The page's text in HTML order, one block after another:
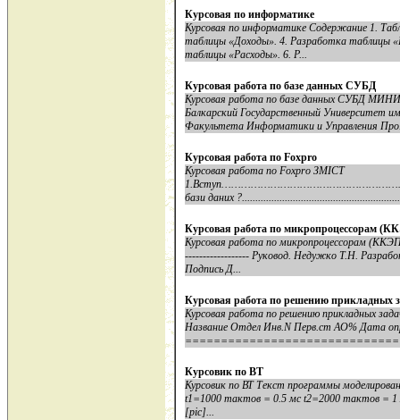
Курсовая по информатике
Курсовая по информатике Содержание 1.
таблицы «Доходы». 4. Разработка таблицы
таблицы «Расходы». 6. Р...
Курсовая работа по базе данных СУБД
Курсовая работа по базе данных СУБД
Балкарский Государственный Университет
Факультета Информатики и Управления
Курсовая работа по Foxpro
Курсовая работа по Foxpro ЗМІСТ
бази даних
Курсовая работа по микропроцессорам
Курсовая работа по микропроцессорам
------------------ Руковод. Недужко Т.Н.
Подпись Д...
Курсовая работа по решению прикладных
Курсовая работа по решению прикладных
Название Отдел Инв.N Перв.ст АО% Дата
Курсовик по ВТ
Курсовик по ВТ Текст программы
t1=1000 тактов = 0.5 мс t2=2000 тактов =
[pic]...